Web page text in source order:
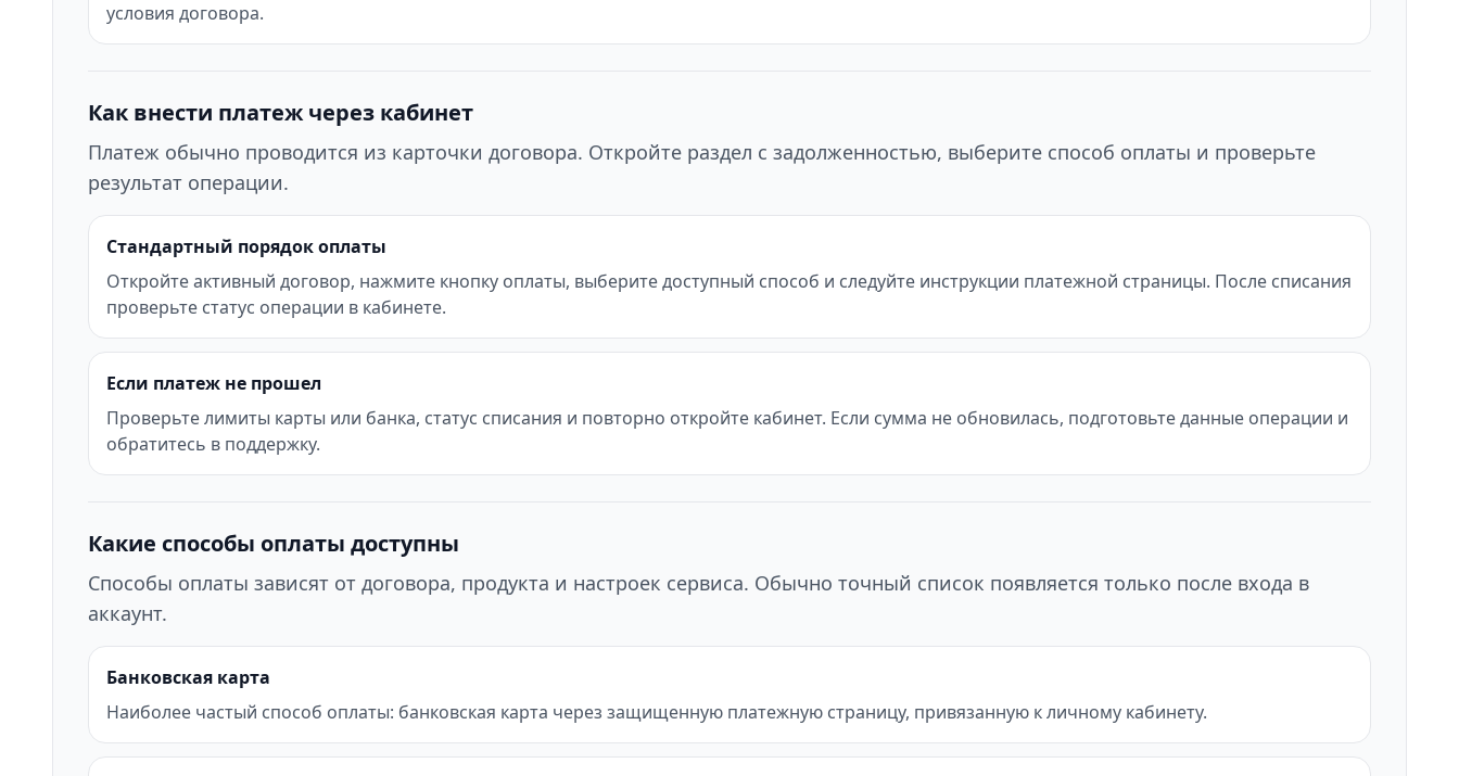
условия договора.
Как внести платеж через кабинет
Платеж обычно проводится из карточки договора. Откройте раздел с задолженностью, выберите способ оплаты и проверьте
результат операции.
Стандартный порядок оплаты
Откройте активный договор, нажмите кнопку оплаты, выберите доступный способ и следуйте инструкции платежной страницы. После списания
проверьте статус операции в кабинете.
Если платеж не прошел
Проверьте лимиты карты или банка, статус списания и повторно откройте кабинет. Если сумма не обновилась, подготовьте данные операции и
обратитесь в поддержку.
Какие способы оплаты доступны
Способы оплаты зависят от договора, продукта и настроек сервиса. Обычно точный список появляется только после входа в
аккаунт.
Банковская карта
Наиболее частый способ оплаты: банковская карта через защищенную платежную страницу, привязанную к личному кабинету.